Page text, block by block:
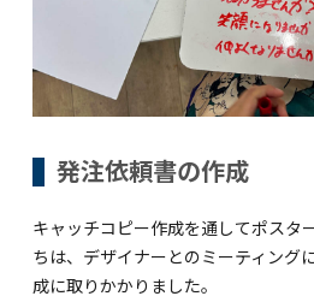
発注依頼書の作成
キャッチコピー作成を通してポスタ
ちは、デザイナーとのミーティング
成に取りかかりました。